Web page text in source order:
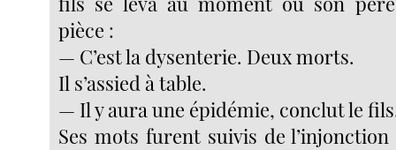
pièce :
— C’est la dysenterie. Deux morts.
Il s’assied à table.
— Il y aura une épidémie, conclut le
Ses mots furent suivis de